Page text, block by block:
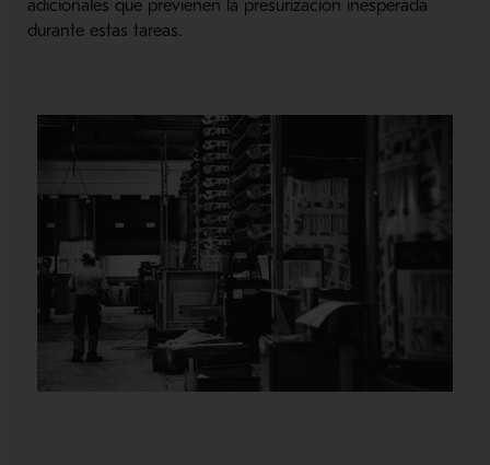
adicionales que previenen la presurización inesperada
durante estas tareas.